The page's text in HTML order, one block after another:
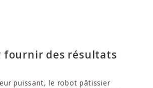
fournir des résultats
puissant, le robot pâtissier